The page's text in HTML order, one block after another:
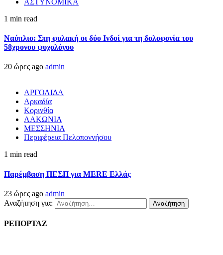
1 min read
Ναύπλιο: Στη φυλακή οι δύο Ινδοί για τη δολοφονία του
58χρονου ψυχολόγου
20 ώρες ago admin
ΑΡΓΟΛΙΔΑ
Αρκαδία
Κορινθία
ΛΑΚΩΝΙΑ
ΜΕΣΣΗΝΙΑ
Περιφέρεια Πελοποννήσου
1 min read
Παρέμβαση ΠΕΣΠ για MERE Ελλάς
23 ώρες ago admin
Αναζήτηση για:
ΡΕΠΟΡΤΑΖ